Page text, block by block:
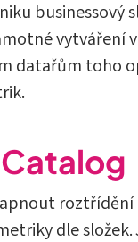
businessový
datařům
roztřídění
dle složek.